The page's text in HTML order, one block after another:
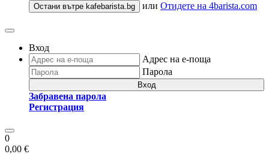
Остани вътре kafebarista.bg или Отидете на 4barista.com
Вход
Адрес на е-поща
Парола
Вход
Забравена парола
Регистрация
0
0,00 €